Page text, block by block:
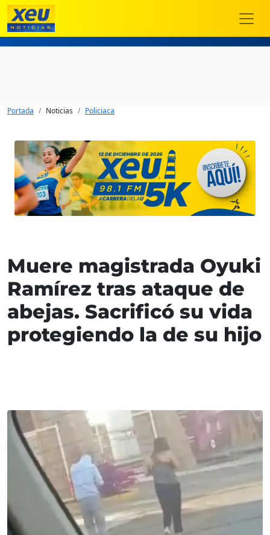
Portada Noticias Policiaca
Muere magistrada Oyuki
Ramírez tras ataque de
abejas. Sacrificó su vida
protegiendo la de su hijo